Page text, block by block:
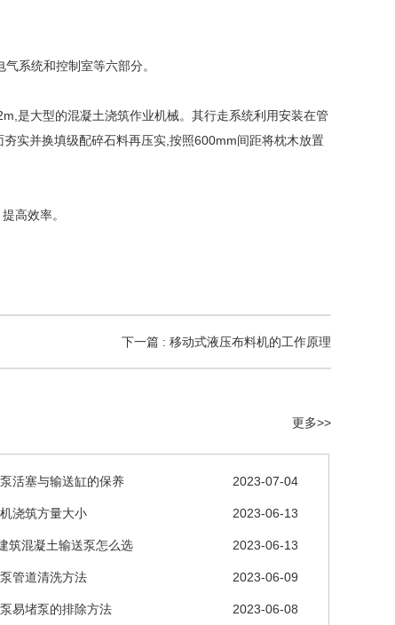
系统和控制室等六部分。
大型的混凝土浇筑作业机械。其行走系统利用安装在管
实并换填级配碎石料再压实,按照600mm间距将枕木放置
高效率。
下一篇 : 移动式液压布料机的工作原理
更多>>
2023-07-04
活塞与输送缸的保养
2023-06-13
浇筑方量大小
2023-06-13
筑混凝土输送泵怎么选
2023-06-09
管道清洗方法
2023-06-08
易堵泵的排除方法